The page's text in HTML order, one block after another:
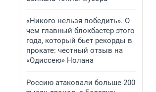
«Никого нельзя победить». О
чем главный блокбастер этого
года, который бьет рекорды в
прокате: честный отзыв на
«Одиссею» Нолана
Россию атаковали больше 200